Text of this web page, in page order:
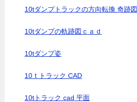
10tダンプトラックの方向転換 奇跡図
10tダンプの軌跡図ｃａｄ
10tダンプ姿
10ｔトラック CAD
10tトラック cad 平面